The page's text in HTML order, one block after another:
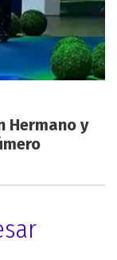
Hermano y